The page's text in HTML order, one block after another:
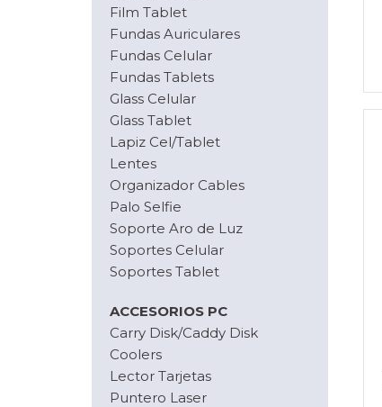
Film Tablet
Fundas Auriculares
Fundas Celular
Fundas Tablets
Glass Celular
Glass Tablet
Lapiz Cel/Tablet
Lentes
Organizador Cables
Palo Selfie
Soporte Aro de Luz
Soportes Celular
Soportes Tablet
ACCESORIOS PC
Carry Disk/Caddy Disk
Coolers
Lector Tarjetas
Puntero Laser